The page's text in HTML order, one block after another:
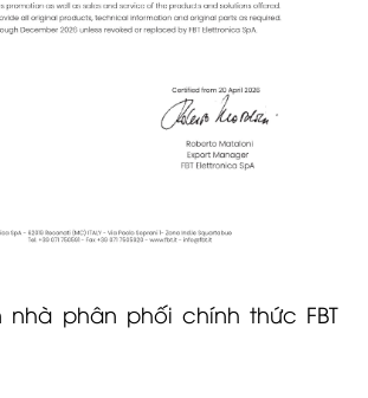
nhà phân phối chính thức FBT